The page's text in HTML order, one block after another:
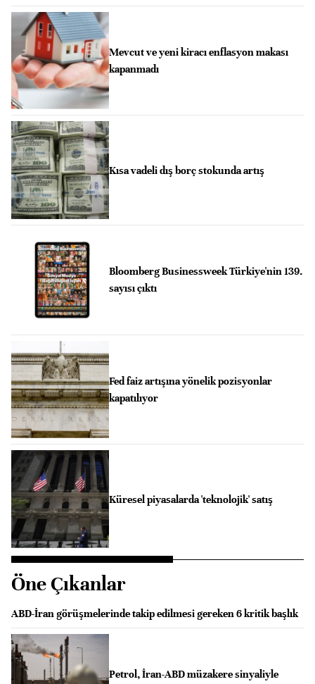
Mevcut ve yeni kiracı enflasyon makası
kapanmadı
Kısa vadeli dış borç stokunda artış
Bloomberg Businessweek Türkiye'nin 139.
sayısı çıktı
Fed faiz artışına yönelik pozisyonlar
kapatılıyor
Küresel piyasalarda 'teknolojik' satış
Öne Çıkanlar
ABD-İran görüşmelerinde takip edilmesi gereken 6 kritik başlık
Petrol, İran-ABD müzakere sinyaliyle